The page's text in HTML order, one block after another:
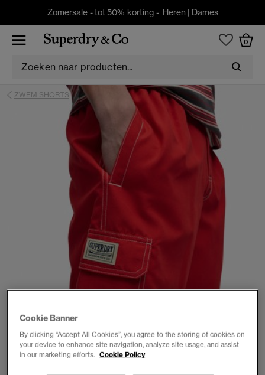
Zomersale - tot 50% korting - Heren | Dames
0
ZWEM SHORTS
Cookie Banner
By clicking “Accept All Cookies”, you agree to the storing of cookies on
your device to enhance site navigation, analyze site usage, and assist
in our marketing efforts. Cookie Policy